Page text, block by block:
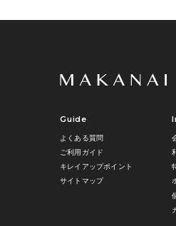
Guide
よくある質問
ご利用ガイド
キレイアップポイント
サイトマップ